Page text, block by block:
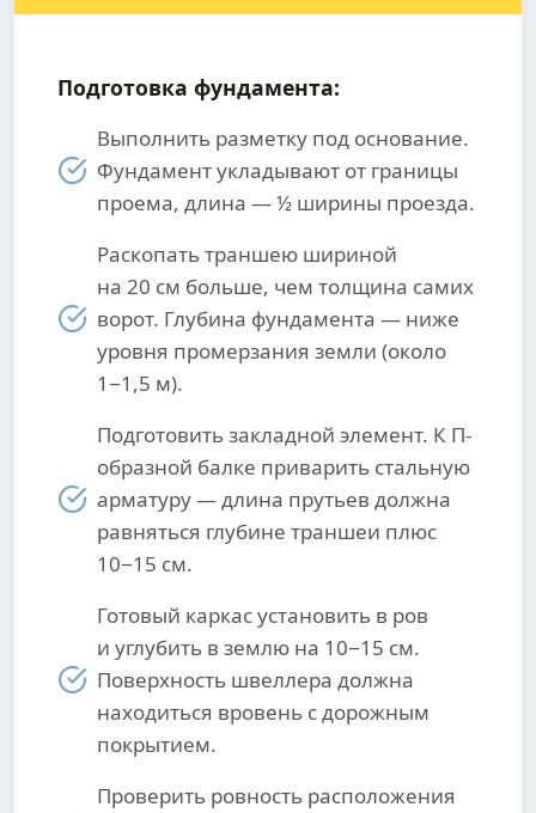
Подготовка фундамента:
Выполнить разметку под основание.
Фундамент укладывают от границы
проема, длина — ½ ширины проезда.
Раскопать траншею шириной
на 20 см больше, чем толщина самих
ворот. Глубина фундамента — ниже
уровня промерзания земли (около
1−1,5 м).
Подготовить закладной элемент. К П-
образной балке приварить стальную
арматуру — длина прутьев должна
равняться глубине траншеи плюс
10−15 см.
Готовый каркас установить в ров
и углубить в землю на 10−15 см.
Поверхность швеллера должна
находиться вровень с дорожным
покрытием.
Проверить ровность расположения